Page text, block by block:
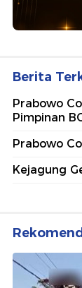
Berita
Prabowo
Pimpinan
Prabowo
Kejagung